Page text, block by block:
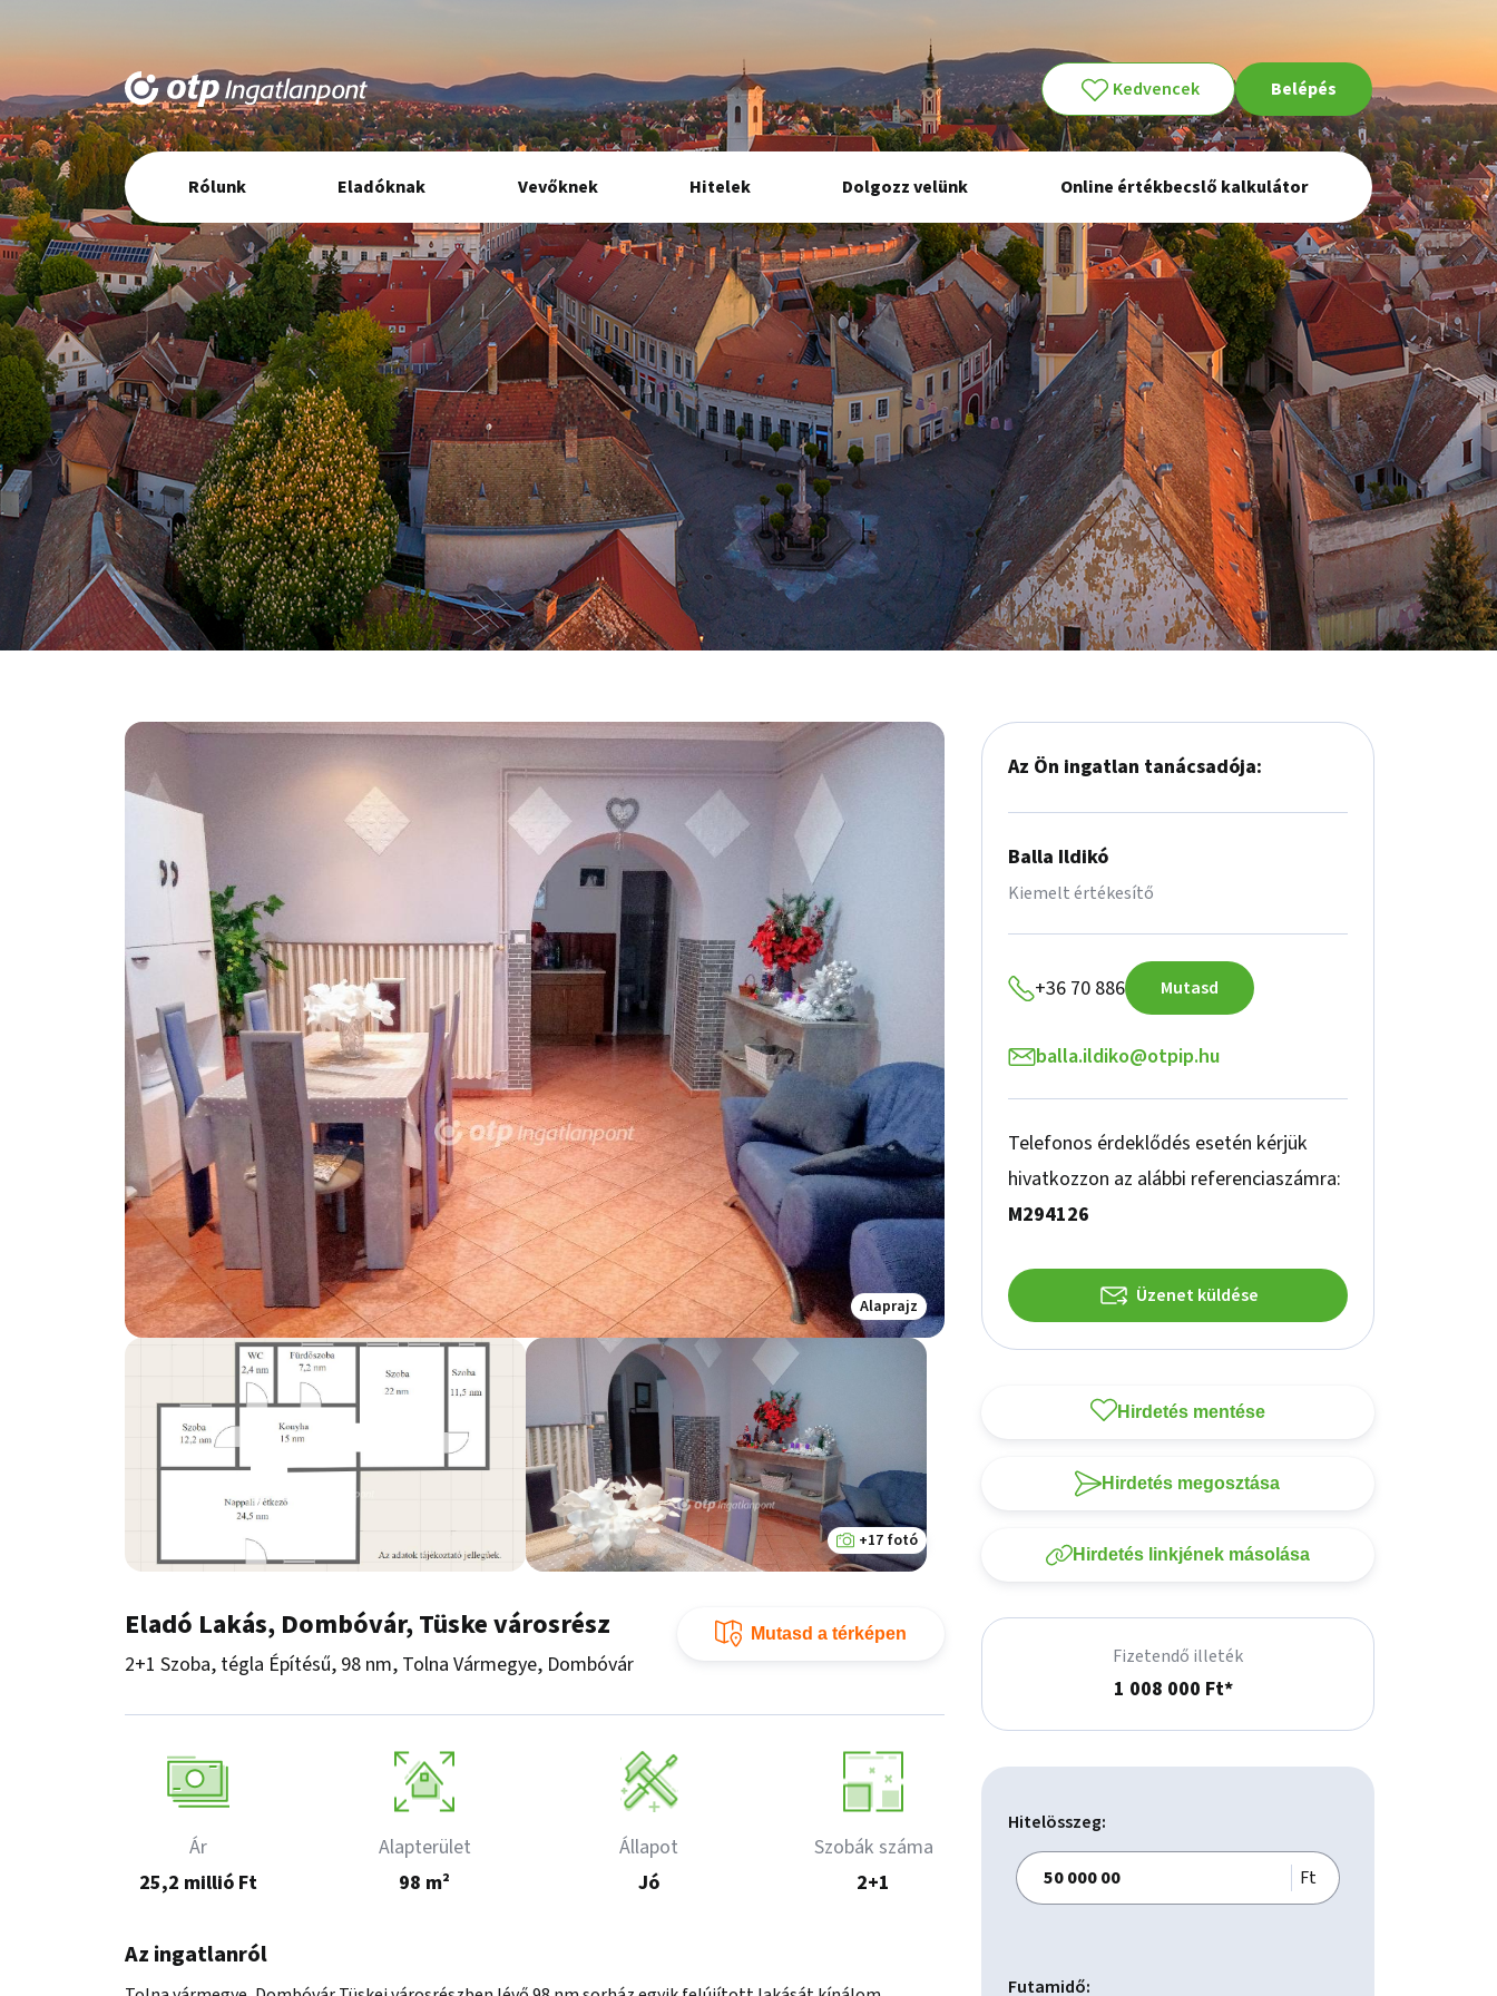
Kedvencek Belépés
Elsődleges
navigáció
Rólunk Eladóknak Vevőknek Hitelek Dolgozz velünk Online értékbecslő kalkulátor
Alaprajz
+17 fotó
Eladó Lakás, Dombóvár, Tüske városrész
2+1 Szoba, tégla Építésű, 98 nm, Tolna Vármegye, Dombóvár
Mutasd a térképen
Ár
25,2 millió Ft
Alapterület
98 m²
Állapot
Jó
Szobák száma
2+1
Az ingatlanról
Az Ön ingatlan tanácsadója:
Balla Ildikó
Kiemelt értékesítő
+36 70 886 Mutasd
balla.ildiko@otpip.hu
Telefonos érdeklődés esetén kérjük
hivatkozzon az alábbi referenciaszámra:
M294126
Üzenet küldése
Hirdetés mentése
Hirdetés megosztása
Hirdetés linkjének másolása
Fizetendő illeték
1 008 000 Ft*
Hitelösszeg:
Ft
Futamidő: